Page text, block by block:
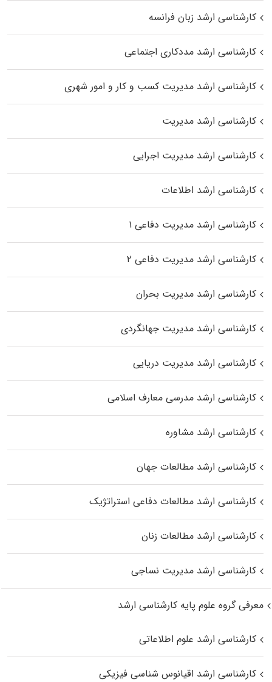
کارشناسی ارشد زبان فرانسه
کارشناسی ارشد مددکاری اجتماعی
کارشناسی ارشد مدیریت کسب و کار و امور شهری
کارشناسی ارشد مدیریت
کارشناسی ارشد مدیریت اجرایی
کارشناسی ارشد اطلاعات
کارشناسی ارشد مدیریت دفاعی ۱
کارشناسی ارشد مدیریت دفاعی ۲
کارشناسی ارشد مدیریت بحران
کارشناسی ارشد مدیریت جهانگردی
کارشناسی ارشد مدیریت دریایی
کارشناسی ارشد مدرسی معارف اسلامی
کارشناسی ارشد مشاوره
کارشناسی ارشد مطالعات جهان
کارشناسی ارشد مطالعات دفاعی استراتژیک
کارشناسی ارشد مطالعات زنان
کارشناسی ارشد مدیریت نساجی
معرفی گروه علوم پایه کارشناسی ارشد
کارشناسی ارشد علوم اطلاعاتی
کارشناسی ارشد اقیانوس‌ شناسی فیزیکی